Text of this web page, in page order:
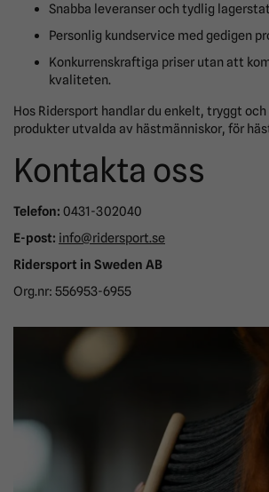
Snabba leveranser och tydlig
Personlig kundservice med gedigen
Konkurrenskraftiga priser utan att
kvaliteten.
Hos Ridersport handlar du enkelt, tryggt
produkter utvalda av hästmänniskor, för
Kontakta oss
Telefon: 0431-302040
E-post: info@ridersport.se
Ridersport in Sweden AB
Org.nr: 556953-6955